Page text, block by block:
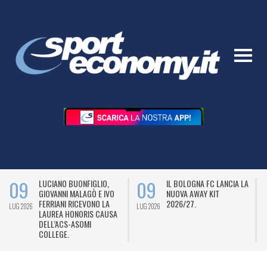
09
LUG 2026
LUCIANO BUONFIGLIO,
GIOVANNI MALAGÒ E IVO
FERRIANI RICEVONO LA
LAUREA HONORIS CAUSA
DELL’ACS-ASOMI
COLLEGE.
09
LUG 2026
IL BOLOGNA FC LANCIA LA
NUOVA AWAY KIT
2026/27.